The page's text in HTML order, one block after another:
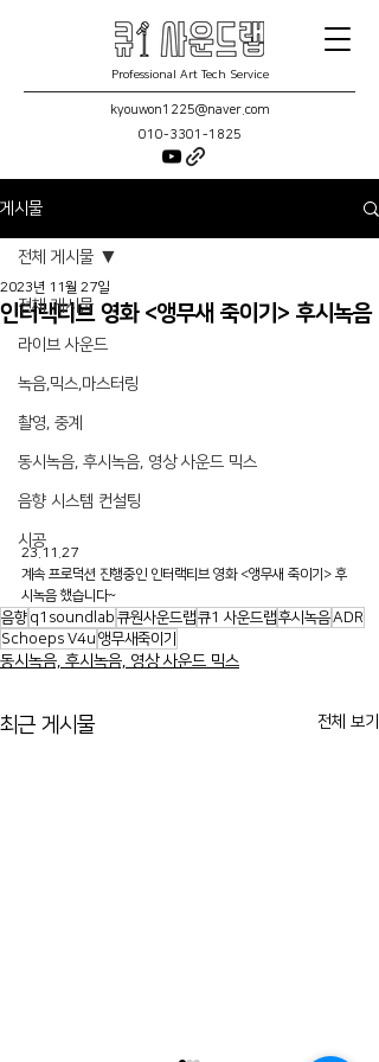
Professional Art Tech Service
kyouwon1225@naver.com
010-3301-1825
게시물
전체 게시물
라이브 사운드
녹음,믹스,마스터링
촬영, 중계
동시녹음, 후시녹음, 영상 사운드 믹스
음향 시스템 컨설팅
시공
전체 게시물
인터랙티브 영화 <앵무새 죽이기> 후시녹음
2023년 11월 27일
23.11.27
계속 프로덕션 진행중인 인터랙티브 영화 <앵무새 죽이기> 후
시녹음 했습니다~
음향 q1soundlab 큐원사운드랩큐1 사운드랩후시녹음ADR
Schoeps V4u 앵무새죽이기
동시녹음, 후시녹음, 영상 사운드 믹스
최근 게시물 전체 보기